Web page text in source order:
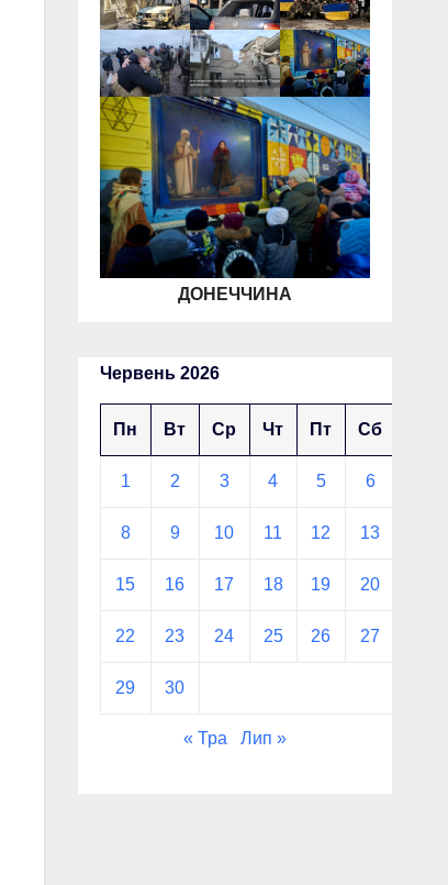
ДОНЕЧЧИНА
Червень 2026
Пн Вт Ср Чт Пт Сб
1 2 3 4 5 6
8 9 10 11 12 13
15 16 17 18 19 20
22 23 24 25 26 27
29 30
« Тра Лип »